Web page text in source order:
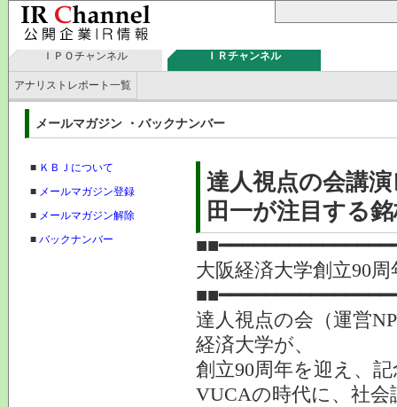
ＩＰＯチャンネル ＩＲチャンネル
アナリストレポート一覧
メールマガジン ・バックナンバー
■ ＫＢＪについて
■ メールマガジン登録
■ メールマガジン解除
■ バックナンバー
達人視点の会講
田一が注目する
大阪経済大学創立90
達人視点の会（運営
経済大学が、
創立90周年を迎え、
VUCAの時代に、社